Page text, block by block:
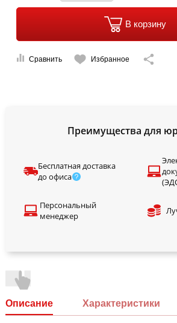
В корзину
Сравнить Избранное
Преимущества для
Бесплатная доставка
до офиса
Персональный
менеджер
Описание Характеристики